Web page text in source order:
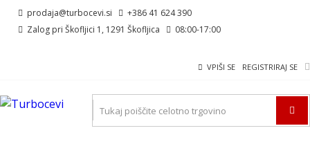
Skip
Skip prodaja@turbocevi.si
+386 41 624 390
Zalog pri Škofljici 1, 1291 Škofljica
08:00-17:00
VPIŠI SE REGISTRIRAJ SE
TURBOCEVI
Turbo ideal – turbo cevi